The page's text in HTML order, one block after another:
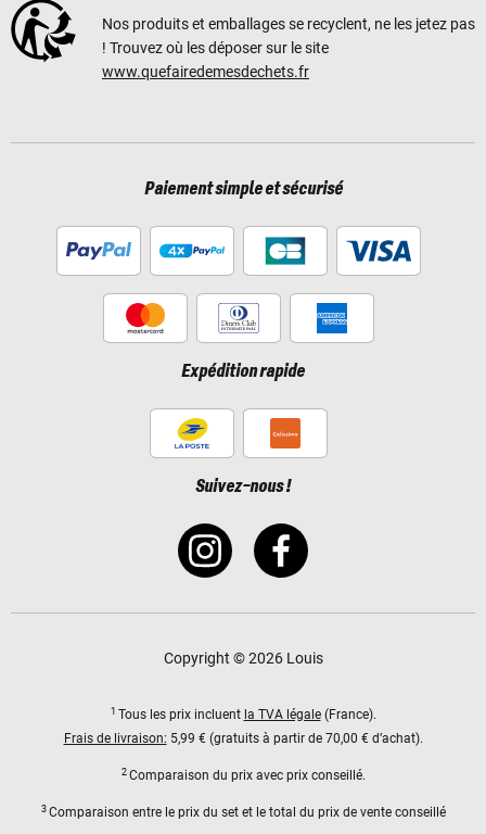
Nos produits et emballages se recyclent, ne les jetez pas
! Trouvez où les déposer sur le site
www.quefairedemesdechets.fr
Paiement simple et sécurisé
Expédition rapide
Suivez-nous !
Copyright © 2026 Louis
1 Tous les prix incluent la TVA légale(France).
Frais de livraison: 5,99 € (gratuits à partir de 70,00 € d’achat).
2 Comparaison du prix avec prix conseillé.
3 Comparaison entre le prix du set et le total du prix de vente conseillé